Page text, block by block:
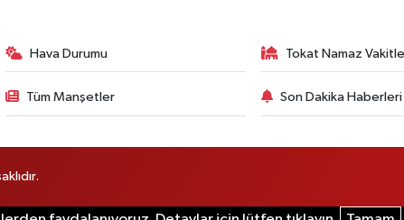
Hava Durumu Tokat Namaz
Tüm Manşetler Son Dakika Haberleri